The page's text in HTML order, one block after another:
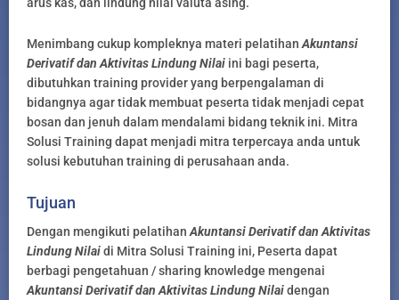
Menimbang cukup kompleknya materi pelatihan Akuntansi
Derivatif dan Aktivitas Lindung Nilai ini bagi peserta,
dibutuhkan training provider yang berpengalaman di
bidangnya agar tidak membuat peserta tidak menjadi cepat
bosan dan jenuh dalam mendalami bidang teknik ini. Mitra
Solusi Training dapat menjadi mitra terpercaya anda untuk
solusi kebutuhan training di perusahaan anda.
Tujuan
Dengan mengikuti pelatihan Akuntansi Derivatif dan Aktivitas
Lindung Nilaidi Mitra Solusi Training ini, Peserta dapat
berbagi pengetahuan / sharing knowledge mengenai
Akuntansi Derivatif dan Aktivitas Lindung Nilaidengan